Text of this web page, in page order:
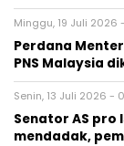
Minggu, 19 Juli 2026
Perdana
PNS Malaysia
Senin, 13 Juli 2026 -
Senator AS pro
mendadak,